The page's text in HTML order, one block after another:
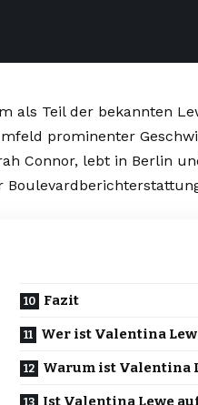
als Teil der bekannten
prominenter
Connor, lebt in Berlin
Fazit
Wer ist Valentina
Warum ist Valentina
Ist Valentina Lewe